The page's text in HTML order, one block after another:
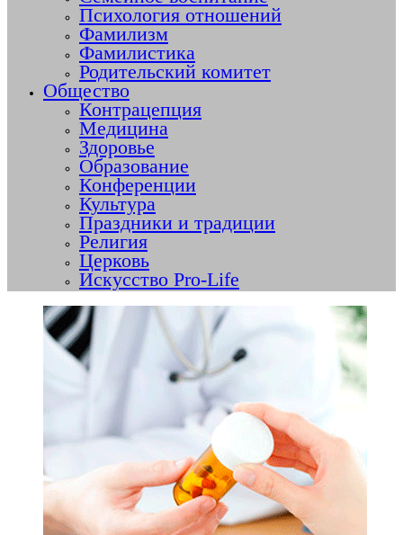
Психология отношений
Фамилизм
Фамилистика
Родительский комитет
Общество
Контрацепция
Медицина
Здоровье
Образование
Конференции
Культура
Праздники и традиции
Религия
Церковь
Искусство Pro-Life